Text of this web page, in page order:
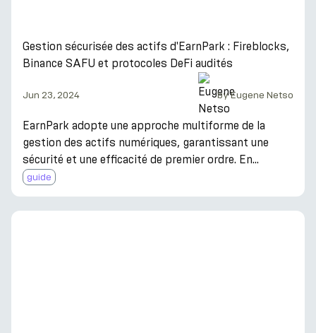
Gestion sécurisée des actifs d'EarnPark : Fireblocks,
Binance SAFU et protocoles DeFi audités
Jun 23, 2024 byEugene Netso
EarnPark adopte une approche multiforme de la
gestion des actifs numériques, garantissant une
sécurité et une efficacité de premier ordre. En
utilisant Fireblocks pour une gestion robuste des
actifs, EarnPark intègre la technologie MPC avancée
pour éliminer les points de défaillance uniques. Pour
guide